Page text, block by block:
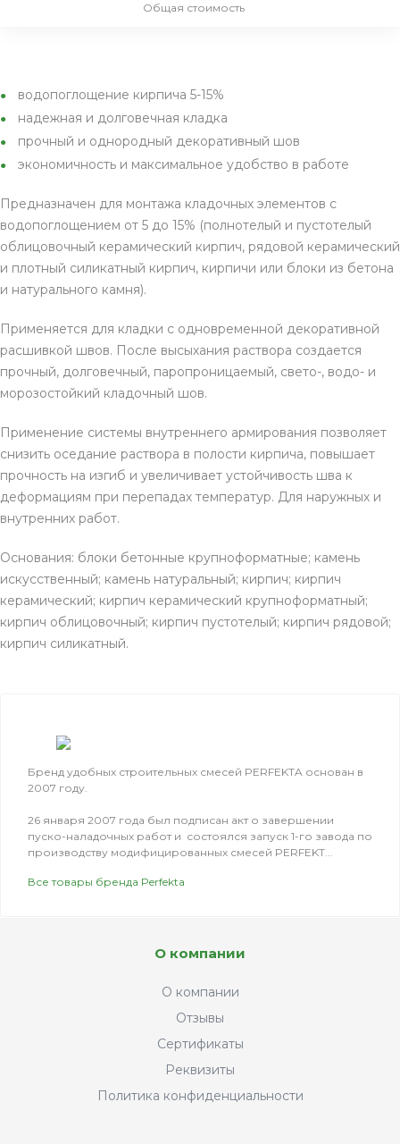
Общая стоимость
водопоглощение кирпича 5-15%
надежная и долговечная кладка
прочный и однородный декоративный шов
экономичность и максимальное удобство в работе
Предназначен для монтажа кладочных элементов с
водопоглощением от 5 до 15% (полнотелый и пустотелый
облицовочный керамический кирпич, рядовой керамический
и плотный силикатный кирпич, кирпичи или блоки из бетона
и натурального камня).
Применяется для кладки с одновременной декоративной
расшивкой швов. После высыхания раствора создается
прочный, долговечный, паропроницаемый, свето-, водо- и
морозостойкий кладочный шов.
Применение системы внутреннего армирования позволяет
снизить оседание раствора в полости кирпича, повышает
прочность на изгиб и увеличивает устойчивость шва к
деформациям при перепадах температур. Для наружных и
внутренних работ.
Основания: блоки бетонные крупноформатные; камень
искусственный; камень натуральный; кирпич; кирпич
керамический; кирпич керамический крупноформатный;
кирпич облицовочный; кирпич пустотелый; кирпич рядовой;
кирпич силикатный.
Бренд удобных строительных смесей PERFEKTA основан в
2007 году.
26 января 2007 года был подписан акт о завершении
пуско-наладочных работ и состоялся запуск 1-го завода по
производству модифицированных смесей PERFEKT...
Все товары бренда Perfekta
О компании
О компании
Отзывы
Сертификаты
Реквизиты
Политика конфиденциальности